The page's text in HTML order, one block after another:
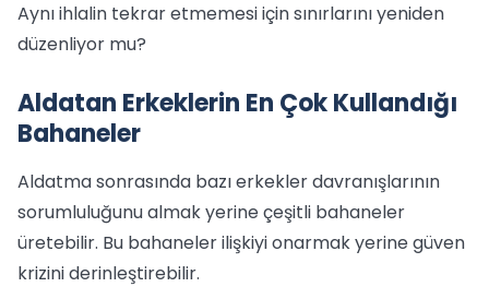
Aynı ihlalin tekrar etmemesi için sınırlarını yeniden
düzenliyor mu?
Aldatan Erkeklerin En Çok Kullandığı
Bahaneler
Aldatma sonrasında bazı erkekler davranışlarının
sorumluluğunu almak yerine çeşitli bahaneler
üretebilir. Bu bahaneler ilişkiyi onarmak yerine güven
krizini derinleştirebilir.